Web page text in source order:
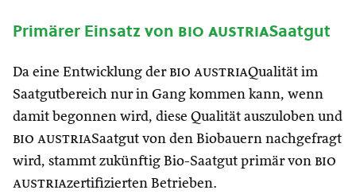
Primärer Einsatz von bio austriaSaatgut
Da eine Entwicklung der bio austriaQualität im
Saatgutbereich nur in Gang kommen kann, wenn
damit begonnen wird, diese Qualität auszuloben und
bio austriaSaatgut von den Biobauern nachgefragt
wird, stammt zukünftig Bio-Saatgut primär von bio
austriazertifizierten Betrieben.